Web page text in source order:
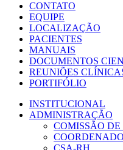
CONTATO
EQUIPE
LOCALIZAÇÃO
PACIENTES
MANUAIS
DOCUMENTOS
REUNIÕES
PORTIFÓLIO
INSTITUCIONAL
ADMINISTRAÇÃO
COMISSÃO
CSA-RH